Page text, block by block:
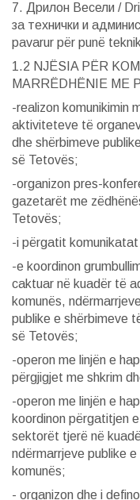
7. Дрилон Весели /
за технички и
pavarur për punë
1.2 NJËSIA PËR
MARRËDHËNIE ME
-realizon komunikimin
aktiviteteve të
dhe shërbimeve
së Tetovës;
-organizon pres-
gazetarët me
Tetovës;
-i përgatit komunikatat
-е koordinon
caktuar në kuadër të
komunës,
publike e shërbimeve
së Tetovës;
-operon me linjën e
përgjigjet me shkrim
-operon me linjën e
koordinon përgatitjen
sektorët tjerë në
ndërmarrjeve publike
komunës;
- organizon dhe i